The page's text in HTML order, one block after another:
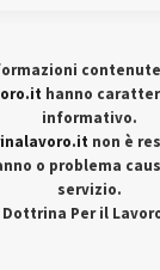
hanno
informativo.
non è
o problema
servizio.
Dottrina Per il